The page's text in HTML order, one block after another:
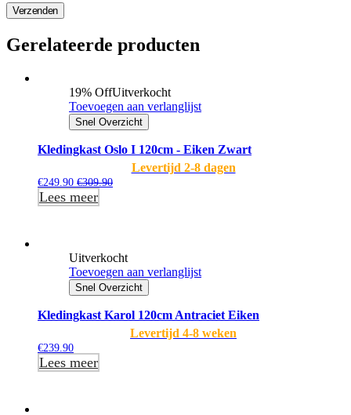
Verzenden
Gerelateerde producten
19% OffUitverkocht
Toevoegen aan verlanglijst
Snel Overzicht
Kledingkast Oslo I 120cm - Eiken Zwart
Levertijd 2-8 dagen
€249.90 €309.90
Lees meer
Uitverkocht
Toevoegen aan verlanglijst
Snel Overzicht
Kledingkast Karol 120cm Antraciet Eiken
Levertijd 4-8 weken
€239.90
Lees meer